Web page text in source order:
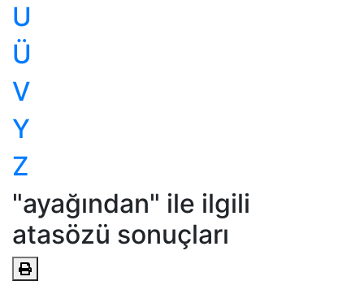
U
Ü
V
Y
Z
"ayağından" ile ilgili
atasözü sonuçları